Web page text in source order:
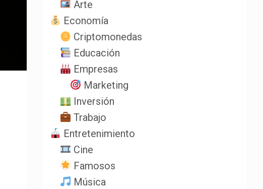
Arte
Economía
Criptomonedas
Educación
Empresas
Marketing
Inversión
Trabajo
Entretenimiento
Cine
Famosos
Música